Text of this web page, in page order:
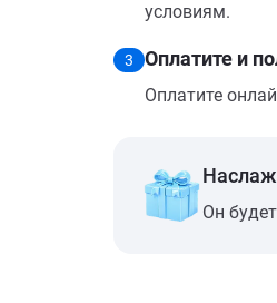
условиям.
3 Оплатите и
Оплатите
Он